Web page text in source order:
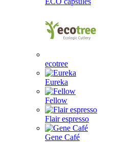
ecotree
Eureka
Fellow
Flair espresso
Gene Café